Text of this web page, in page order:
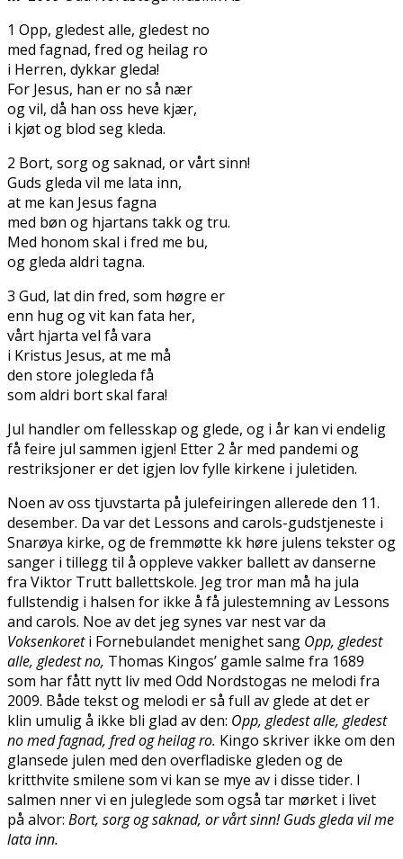
1 Opp, gledest alle, gledest no
med fagnad, fred og heilag ro
i Herren, dykkar gleda!
For Jesus, han er no så nær
og vil, då han oss heve kjær,
i kjøt og blod seg kleda.
2 Bort, sorg og saknad, or vårt sinn!
Guds gleda vil me lata inn,
at me kan Jesus fagna
med bøn og hjartans takk og tru.
Med honom skal i fred me bu,
og gleda aldri tagna.
3 Gud, lat din fred, som høgre er
enn hug og vit kan fata her,
vårt hjarta vel få vara
i Kristus Jesus, at me må
den store jolegleda få
som aldri bort skal fara!
Jul handler om fellesskap og glede, og i år kan vi endelig
få feire jul sammen igjen! Etter 2 år med pandemi og
restriksjoner er det igjen lov fylle kirkene i juletiden.
Noen av oss tjuvstarta på julefeiringen allerede den 11.
desember. Da var det Lessons and carols-gudstjeneste i
Snarøya kirke, og de fremmøtte fikk høre julens tekster og
sanger i tillegg til å oppleve vakker ballett av danserne
fra Viktor Trutt ballettskole. Jeg tror man må ha jula
fullstendig i halsen for ikke å få julestemning av Lessons
and carols. Noe av det jeg synes var finest var da
Voksenkoreti Fornebulandet menighet sang Opp, gledest
alle, gledest no, Thomas Kingos’ gamle salme fra 1689
som har fått nytt liv med Odd Nordstogas fine melodi fra
2009. Både tekst og melodi er så full av glede at det er
klin umulig å ikke bli glad av den: Opp, gledest alle, gledest
no med fagnad, fred og heilag ro. Kingo skriver ikke om den
glansede julen med den overfladiske gleden og de
kritthvite smilene som vi kan se mye av i disse tider. I
salmen finner vi en juleglede som også tar mørket i livet
på alvor: Bort, sorg og saknad, or vårt sinn! Guds gleda vil me
lata inn.